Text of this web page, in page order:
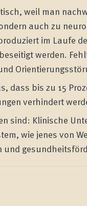
weil man
auch zu
im Laufe
werden.
dass bis zu 15
verhindert
sind: Klinische
wie jenes von